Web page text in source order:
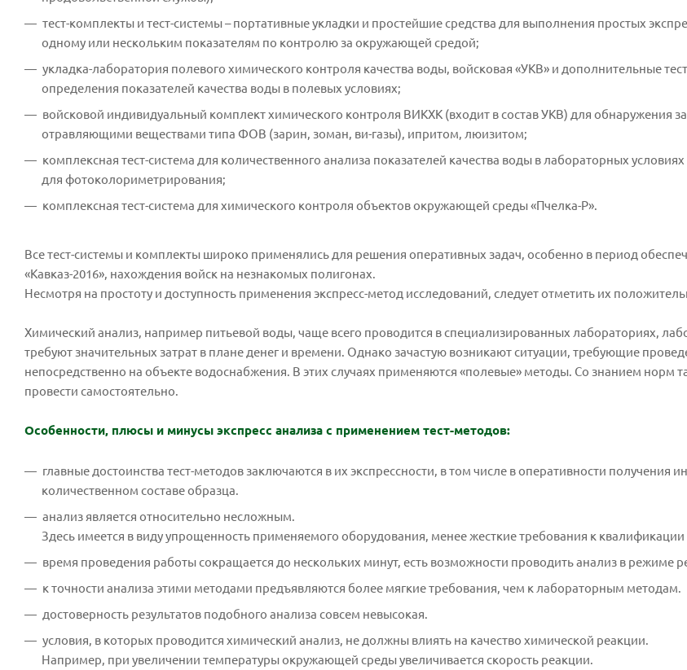
тест-комплекты и тест-системы – портативные укладки и простейшие средства для выполнения простых
одному или нескольким показателям по контролю за окружающей средой;
укладка-лаборатория полевого химического контроля качества воды, войсковая «УКВ» и дополнительные
определения показателей качества воды в полевых условиях;
войсковой индивидуальный комплект химического контроля ВИКХК (входит в состав УКВ) для обнаружения
отравляющими веществами типа ФОВ (зарин, зоман, ви-газы), ипритом, люизитом;
комплексная тест-система для количественного анализа показателей качества воды в лабораторных
для фотоколориметрирования;
комплексная тест-система для химического контроля объектов окружающей среды «Пчелка-Р».
Все тест-системы и комплекты широко применялись для решения оперативных задач, особенно в период
«Кавказ-2016», нахождения войск на незнакомых полигонах.
Несмотря на простоту и доступность применения экспресс-метод исследований, следует отметить их
Химический анализ, например питьевой воды, чаще всего проводится в специализированных лабораториях,
требуют значительных затрат в плане денег и времени. Однако зачастую возникают ситуации, требующие
непосредственно на объекте водоснабжения. В этих случаях применяются «полевые» методы. Со знанием норм
провести самостоятельно.
Особенности, плюсы и минусы экспресс анализа с применением тест-методов:
главные достоинства тест-методов заключаются в их экспрессности, в том числе в оперативности получения
количественном составе образца.
анализ является относительно несложным.
Здесь имеется в виду упрощенность применяемого оборудования, менее жесткие требования к
время проведения работы сокращается до нескольких минут, есть возможности проводить анализ в режиме
к точности анализа этими методами предъявляются более мягкие требования, чем к лабораторным методам.
достоверность результатов подобного анализа совсем невысокая.
условия, в которых проводится химический анализ, не должны влиять на качество химической реакции.
Например, при увеличении температуры окружающей среды увеличивается скорость реакции.